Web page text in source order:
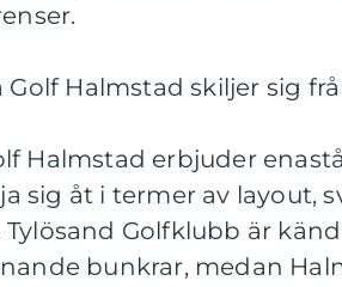
Halmstad skiljer sig
Halmstad erbjuder
sig åt i termer av layout,
Golfklubb är
bunkrar, medan